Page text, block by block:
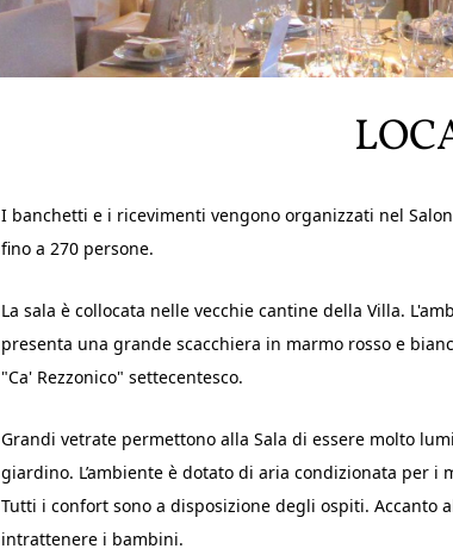
I banchetti e i ricevimenti vengono organizzati nel
fino a 270 persone.
La sala è collocata nelle vecchie cantine della Villa.
presenta una grande scacchiera in marmo rosso e
"Ca' Rezzonico" settecentesco.
Grandi vetrate permettono alla Sala di essere molto
giardino. L’ambiente è dotato di aria condizionata per
Tutti i confort sono a disposizione degli ospiti. Accanto
intrattenere i bambini.